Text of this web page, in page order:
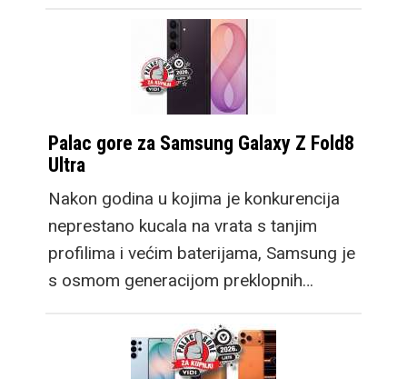
Palac gore za Samsung Galaxy Z Fold8
Ultra
Nakon godina u kojima je konkurencija
neprestano kucala na vrata s tanjim
profilima i većim baterijama, Samsung je
s osmom generacijom preklopnih…